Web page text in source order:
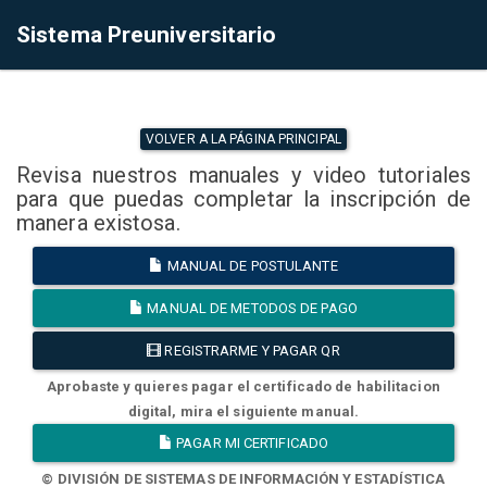
Sistema Preuniversitario
VOLVER A LA PÁGINA PRINCIPAL
Revisa nuestros manuales y video tutoriales
para que puedas completar la inscripción de
manera existosa.
MANUAL DE POSTULANTE
MANUAL DE METODOS DE PAGO
REGISTRARME Y PAGAR QR
Aprobaste y quieres pagar el certificado de habilitacion
digital, mira el siguiente manual.
PAGAR MI CERTIFICADO
© DIVISIÓN DE SISTEMAS DE INFORMACIÓN Y ESTADÍSTICA